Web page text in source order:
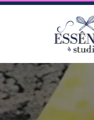
conteúdo